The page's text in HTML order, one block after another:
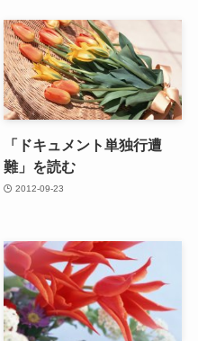
「ドキュメント単独行遭
難」を読む
2012-09-23